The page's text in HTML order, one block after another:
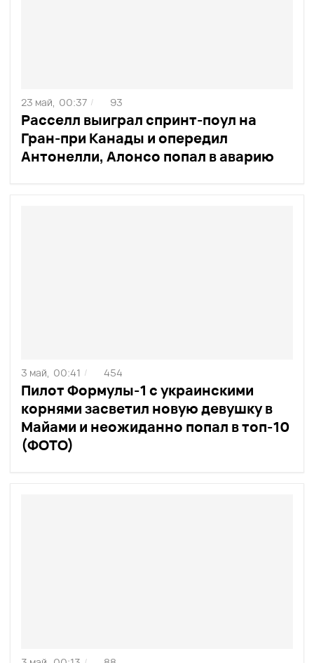
Расселл выиграл спринт-поул на
Гран-при Канады и опередил
Антонелли, Алонсо попал в аварию
23 май, 00:37 / 93
Пилот Формулы-1 с украинскими
корнями засветил новую девушку в
Майами и неожиданно попал в топ-10
(ФОТО)
3 май, 00:41 / 454